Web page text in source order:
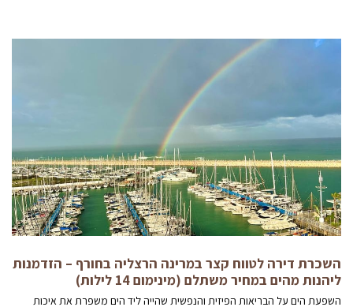
השכרת דירה לטווח קצר במרינה הרצליה בחורף – הזדמנות
ליהנות מהים במחיר משתלם (מינימום 14 לילות)
השפעת הים על הבריאות הפיזית והנפשית שהייה ליד הים משפרת את איכות